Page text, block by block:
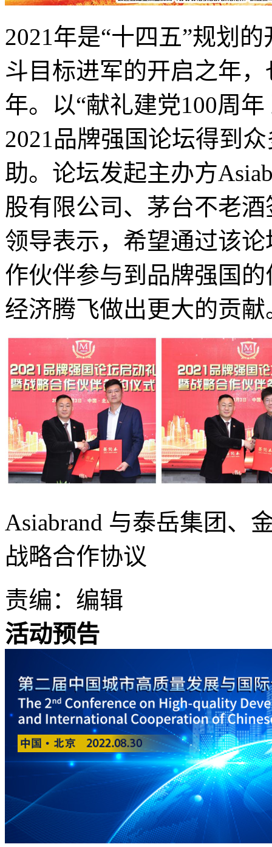
2021年是“十四五”规划
斗目标进军的开启之年
年。以“献礼建党100周
2021品牌强国论坛得到
助。论坛发起主办方
股有限公司、茅台不老
领导表示，希望通过该
作伙伴参与到品牌强国
经济腾飞做出更大的贡献
Asiabrand 与泰岳集团、
战略合作协议
责编：编辑
活动预告